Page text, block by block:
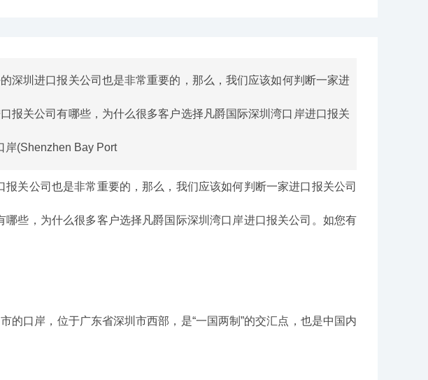
圳进口报关公司也是非常重要的，那么，我们应该如何判断一家进
报关公司有哪些，为什么很多客户选择凡爵国际深圳湾口岸进口报关
(Shenzhen Bay Port
公司也是非常重要的，那么，我们应该如何判断一家进口报关公司
些，为什么很多客户选择凡爵国际深圳湾口岸进口报关公司。如您有
口岸，位于广东省深圳市西部，是“一国两制”的交汇点，也是中国内